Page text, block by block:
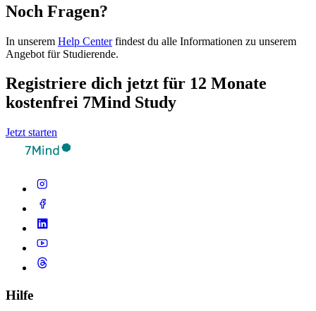
Noch Fragen?
In unserem Help Centerfindest du alle Informationen zu unserem
Angebot für Studierende.
Registriere dich jetzt für 12 Monate
kostenfrei 7Mind Study
Jetzt starten
Hilfe